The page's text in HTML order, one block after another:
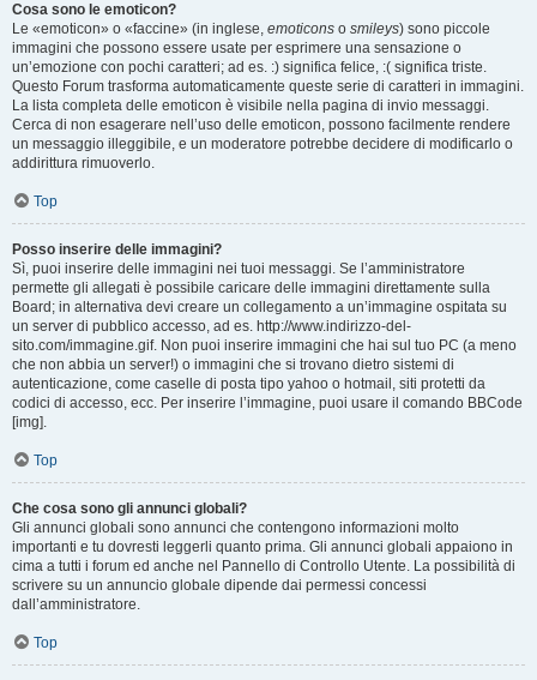
Cosa sono le emoticon?
Le «emoticon» o «faccine» (in inglese, emoticons o smileys) sono piccole
immagini che possono essere usate per esprimere una sensazione o
un’emozione con pochi caratteri; ad es. :) significa felice, :( significa triste.
Questo Forum trasforma automaticamente queste serie di caratteri in immagini.
La lista completa delle emoticon è visibile nella pagina di invio messaggi.
Cerca di non esagerare nell’uso delle emoticon, possono facilmente rendere
un messaggio illeggibile, e un moderatore potrebbe decidere di modificarlo o
addirittura rimuoverlo.
Top
Posso inserire delle immagini?
Sì, puoi inserire delle immagini nei tuoi messaggi. Se l’amministratore
permette gli allegati è possibile caricare delle immagini direttamente sulla
Board; in alternativa devi creare un collegamento a un’immagine ospitata su
un server di pubblico accesso, ad es. http://www.indirizzo-del-
sito.com/immagine.gif. Non puoi inserire immagini che hai sul tuo PC (a meno
che non abbia un server!) o immagini che si trovano dietro sistemi di
autenticazione, come caselle di posta tipo yahoo o hotmail, siti protetti da
codici di accesso, ecc. Per inserire l’immagine, puoi usare il comando BBCode
[img].
Top
Che cosa sono gli annunci globali?
Gli annunci globali sono annunci che contengono informazioni molto
importanti e tu dovresti leggerli quanto prima. Gli annunci globali appaiono in
cima a tutti i forum ed anche nel Pannello di Controllo Utente. La possibilità di
scrivere su un annuncio globale dipende dai permessi concessi
dall’amministratore.
Top